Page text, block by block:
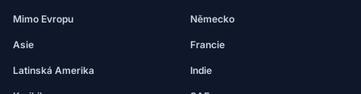
Mimo Evropu
Asie
Latinská Amerika
Německo
Francie
Indie